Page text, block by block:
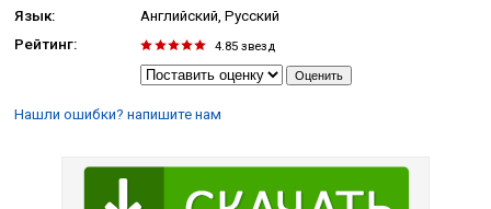
Язык:
Английский, Русский
Рейтинг:
4.85 звезд
Нашли ошибки? напишите нам